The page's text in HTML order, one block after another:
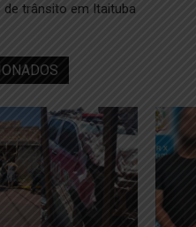
de trânsito em Itaituba